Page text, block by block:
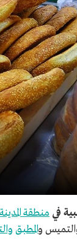
في منطقة المدينة
والمطبق